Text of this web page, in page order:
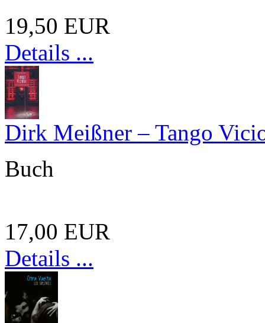
19,50 EUR
Details ...
Dirk Meißner – Tango
Buch
17,00 EUR
Details ...